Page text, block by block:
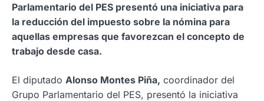
Parlamentario del PES presentó una iniciativa para
la reducción del impuesto sobre la nómina para
aquellas empresas que favorezcan el concepto de
trabajo desde casa.
El diputado Alonso Montes Piña, coordinador del
Grupo Parlamentario del PES, presentó la iniciativa